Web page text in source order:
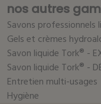
nos autres
Savons professionnels
Gels et crèmes
Savon liquide Tork® -
Savon liquide Tork® -
Entretien multi-usages
Hygiène